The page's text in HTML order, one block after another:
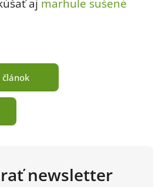
aj marhule sušené
článok
newsletter